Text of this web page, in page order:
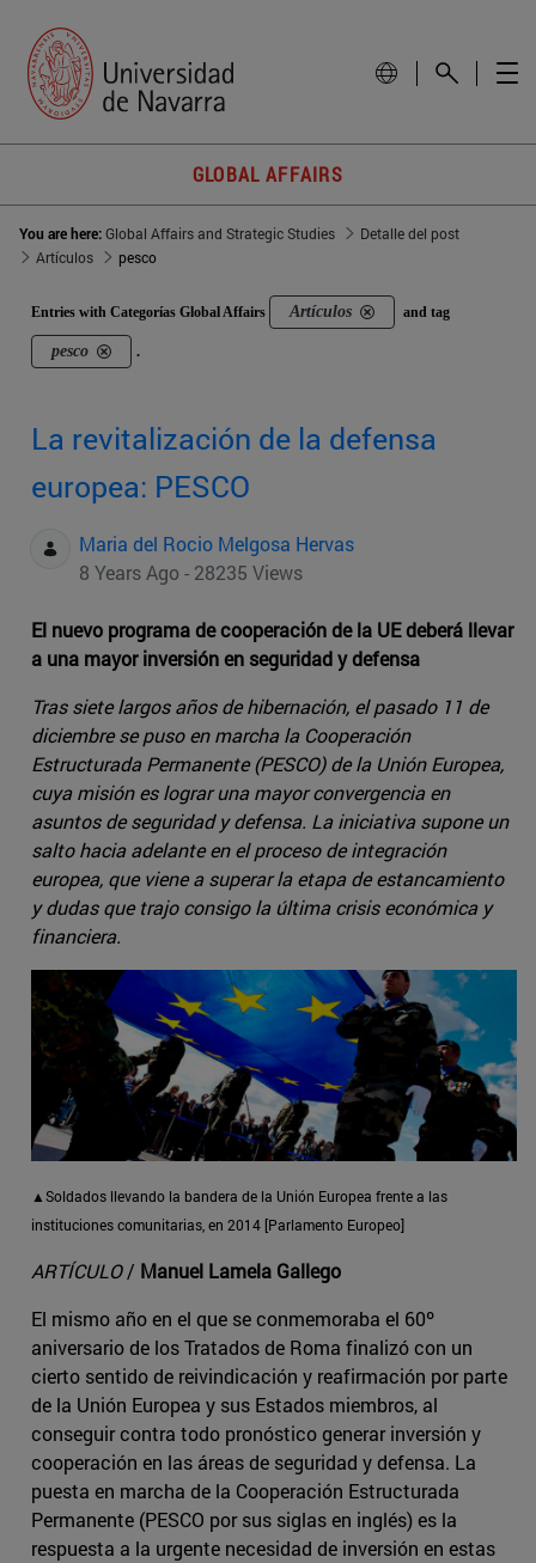
GLOBAL AFFAIRS
You are here:Global Affairs and Strategic Studies
Detalle del post
Artículos
pesco
Entries with Categorías Global Affairs Artículos and tag
pesco .
La revitalización de la defensa
europea: PESCO
Maria del Rocio Melgosa Hervas
8 Years Ago - 28235 Views
El nuevo programa de cooperación de la UE deberá llevar
a una mayor inversión en seguridad y defensa
Tras siete largos años de hibernación, el pasado 11 de
diciembre se puso en marcha la Cooperación
Estructurada Permanente (PESCO) de la Unión Europea,
cuya misión es lograr una mayor convergencia en
asuntos de seguridad y defensa. La iniciativa supone un
salto hacia adelante en el proceso de integración
europea, que viene a superar la etapa de estancamiento
y dudas que trajo consigo la última crisis económica y
financiera.
▲Soldados llevando la bandera de la Unión Europea frente a las
instituciones comunitarias, en 2014 [Parlamento Europeo]
ARTÍCULO/ Manuel Lamela Gallego
El mismo año en el que se conmemoraba el 60º
aniversario de los Tratados de Roma finalizó con un
cierto sentido de reivindicación y reafirmación por parte
de la Unión Europea y sus Estados miembros, al
conseguir contra todo pronóstico generar inversión y
cooperación en las áreas de seguridad y defensa. La
puesta en marcha de la Cooperación Estructurada
Permanente (PESCO por sus siglas en inglés) es la
respuesta a la urgente necesidad de inversión en estas